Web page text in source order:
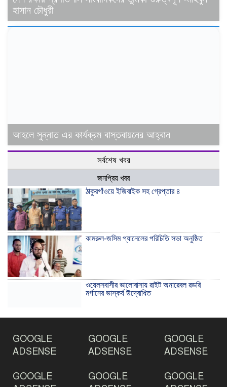
হাসান চৌধুরী
আহলে সুন্নাত এর কার্যক্রম বাস্তবায়নের আহ্বান
সর্বশেষ খবর
জনপ্রিয় খবর
ঠাকুরগাঁওয়ে ইজিবাইক সহ গ্রেপ্তার ৪
কামরুল-জসিম প্যানেলের পরিচিতি সভা অনুষ্ঠিত
ওয়েলসবাসীর ভালোবাসায় রাইট অনারেবল রডরি
মর্গানের ভাস্কর্য উদ্বোধিত
দেশ রক্ষায় প্রগতিশীল সাংবাদিকদের ভুমিকা গুরুত্বপূর্ণ
GOOGLE
ADSENSE
GOOGLE
ADSENSE
GOOGLE
ADSENSE
GOOGLE GOOGLE GOOGLE